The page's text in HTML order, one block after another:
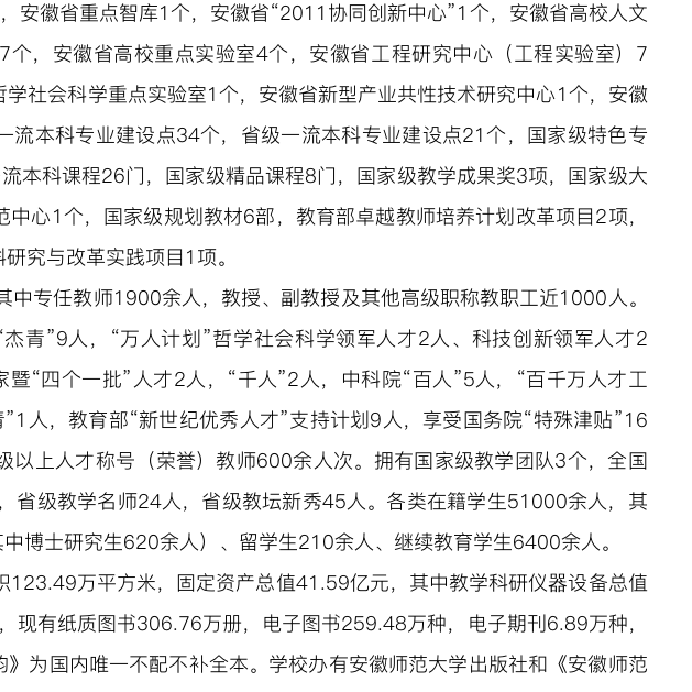
安徽省重点智库1个，安徽省“2011 协同创新中心”1个，安徽省高校人文
，安徽省高校重点实验室4个，安徽省工程研究中心（工程实验室）7
社会科学重点实验室1个，安徽省新型产业共性技术研究中心1个，安徽
流本科专业建设点34个，省级一流本科专业建设点21个，国家级特色专
本科课程26门，国家级精品课程8门，国家级教学成果奖3项，国家级大
心1个，国家级规划教材6部，教育部卓越教师培养计划改革项目2项，
究与改革实践项目1项。
专任教师1900余人，教授、副教授及其他高级职称教职工近1000人。
青”9人，“万人计划”哲学社会科学领军人才2人、科技创新领军人才2
“四个一批”人才2人，“千人”2人，中科院“百人”5人，“百千万人才工
人，教育部“新世纪优秀人才”支持计划9人，享受国务院“特殊津贴”16
以上人才称号（荣誉）教师600余人次。拥有国家级教学团队3个，全国
省级教学名师24人，省级教坛新秀45人。各类在籍学生51000余人，其
博士研究生620余人）、留学生210余人、继续教育学生6400余人。
万平方米，固定资产总值41.59亿元，其中教学科研仪器设备总值
现有纸质图书306.76万册，电子图书259.48万种，电子期刊6.89万种，
》为国内唯一不配不补全本。学校办有安徽师范大学出版社和《安徽师范